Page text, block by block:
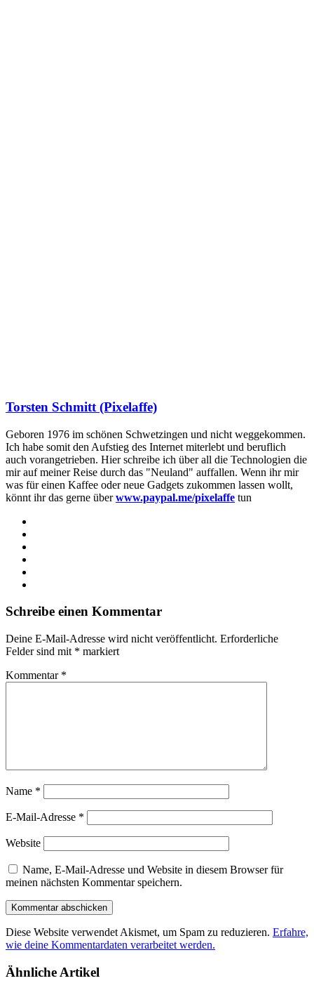
Torsten Schmitt (Pixelaffe)
Geboren 1976 im schönen Schwetzingen und nicht weggekommen.
Ich habe somit den Aufstieg des Internet miterlebt und beruflich
auch vorangetrieben. Hier schreibe ich über all die Technologien die
mir auf meiner Reise durch das "Neuland" auffallen. Wenn ihr mir
was für einen Kaffee oder neue Gadgets zukommen lassen wollt,
könnt ihr das gerne überwww.paypal.me/pixelaffe tun
Schreibe einen Kommentar
Deine E-Mail-Adresse wird nicht veröffentlicht. Erforderliche
Felder sind mit * markiert
Kommentar *
Name *
E-Mail-Adresse *
Website
Name, E-Mail-Adresse und Website in diesem Browser für
meinen nächsten Kommentar speichern.
Diese Website verwendet Akismet, um Spam zu reduzieren. Erfahre,
wie deine Kommentardaten verarbeitet werden.
Ähnliche Artikel